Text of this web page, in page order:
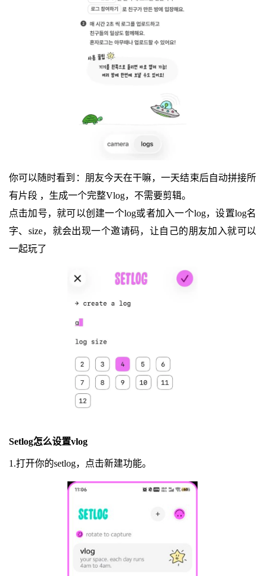
你可以随时看到：朋友今天在干嘛，一天结束后自动拼接所
有片段 ，生成一个完整Vlog，不需要剪辑。
点击加号，就可以创建一个log或者加入一个log，设置log名
字、size，就会出现一个邀请码，让自己的朋友加入就可以
一起玩了
Setlog怎么设置vlog
1.打开你的setlog，点击新建功能。